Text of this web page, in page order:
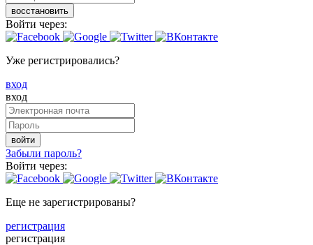
восстановить
Войти через:
Уже регистрировались?
вход
вход
войти
Забыли пароль?
Войти через:
Еще не зарегистрированы?
регистрация
регистрация